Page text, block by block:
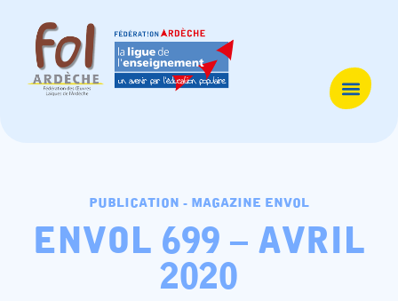
publication - magazine envol
envol 699 – avril
2020